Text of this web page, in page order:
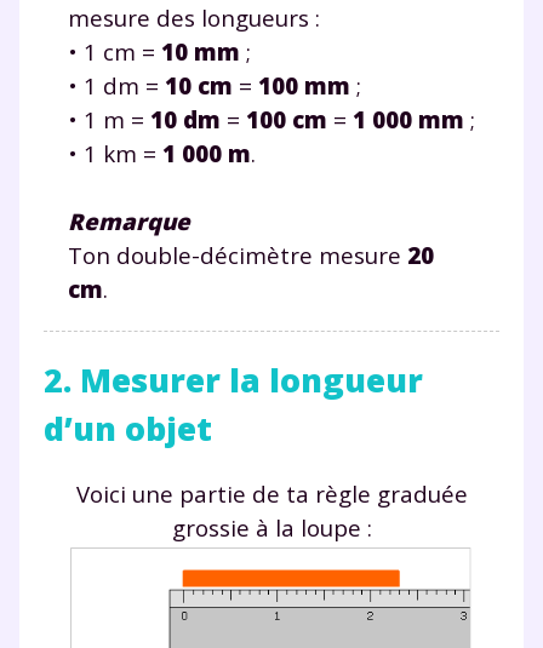
mesure des longueurs :
• 1 cm = 10 mm ;
• 1 dm = 10 cm = 100 mm ;
• 1 m = 10 dm = 100 cm = 1 000 mm ;
• 1 km = 1 000 m.
Remarque
Ton double-décimètre mesure 20
cm.
2. Mesurer la longueur
d’un objet
Voici une partie de ta règle graduée
grossie à la loupe :